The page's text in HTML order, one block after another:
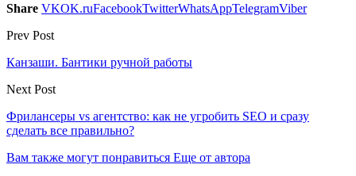
Share VKOK.ruFacebookTwitterWhatsAppTelegramViber
Prev Post
Канзаши. Бантики ручной работы
Next Post
Фрилансеры vs агентство: как не угробить SEO и сразу
сделать все правильно?
Вам также могут понравиться Еще от автора